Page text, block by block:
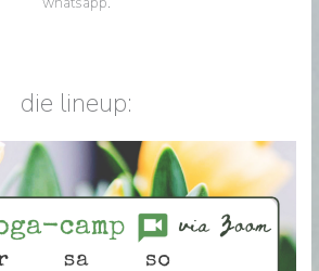
die lineup: